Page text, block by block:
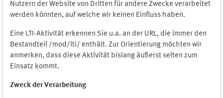
Nutzern der Website von Dritten für andere Zwecke verarbeitet
werden könnten, auf welche wir keinen Einfluss haben.
Eine LTI-Aktivität erkennen Sie u.a. an der URL, die immer den
Bestandteil /mod/lti/ enthält. Zur Orientierung möchten wir
anmerken, dass diese Aktivität bislang äußerst selten zum
Einsatz kommt.
Zweck der Verarbeitung